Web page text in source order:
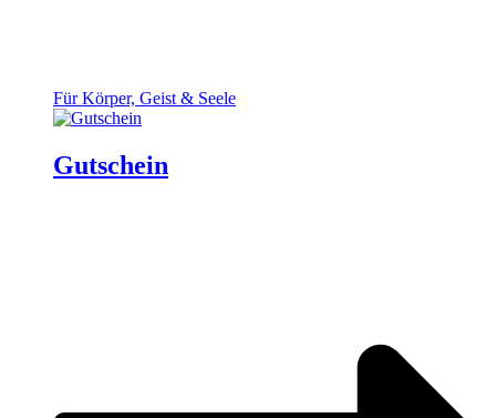
Für Körper, Geist & Seele
Gutschein